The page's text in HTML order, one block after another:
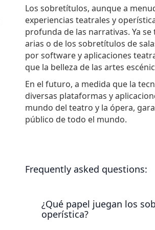
Los sobretítulos, aunque a
experiencias teatrales y
profunda de las narrativas. Ya
arias o de los sobretítulos de
por software y aplicaciones
que la belleza de las artes
En el futuro, a medida que la
diversas plataformas y
mundo del teatro y la ópera,
público de todo el mundo.
Frequently asked questions:
¿Qué papel juegan los
operística?